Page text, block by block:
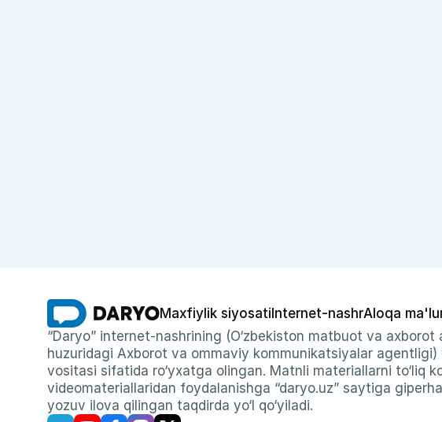
Maxfiylik siyosati Internet-nashrAloqa
“Daryo” internet-nashrining (O‘zbekiston matbuot va
huzuridagi Axborot va ommaviy kommunikatsiyalar
vositasi sifatida ro‘yxatga olingan. Matnli materiallarni to‘liq
videomateriallaridan foydalanishga “daryo.uz” saytiga
yozuv ilova qilingan taqdirda yo‘l qo‘yiladi.